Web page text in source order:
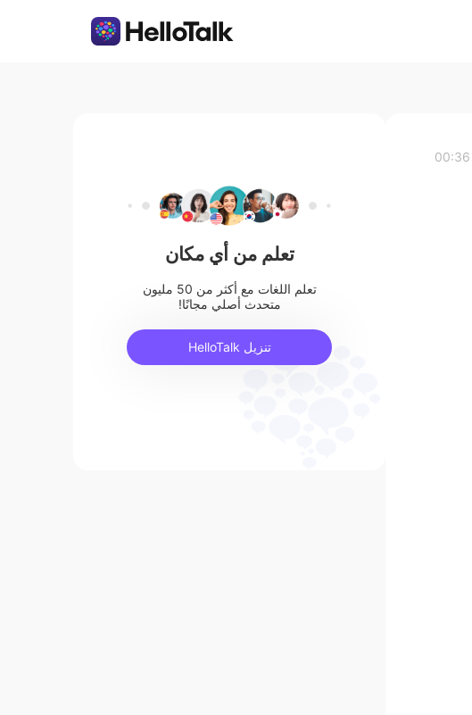
تعلم من أي مكان
تعلم اللغات مع أكثر من 50 مليون
متحدث أصلي مجانًا!
تنزيل HelloTalk